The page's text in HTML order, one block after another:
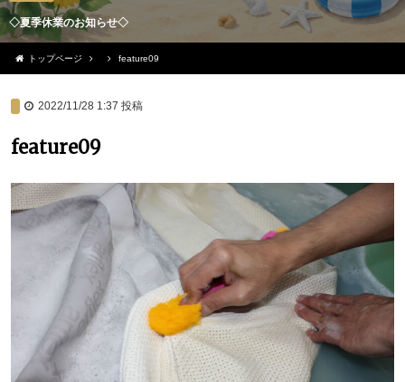
◇夏季休業のお知らせ◇
トップページ feature09
2022/11/28 1:37 投稿
feature09